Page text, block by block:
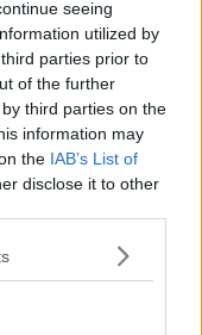
seeing
utilized by
parties prior to
of the further
third parties on the
information may
the IAB’s List of
disclose it to other
grund av att
är inte som svenskar
som är kassa. Det
för Sverige.
till Ukraina
lågt men det blir
för vem ska
ekonomi". Det är så
OI
gangs violently